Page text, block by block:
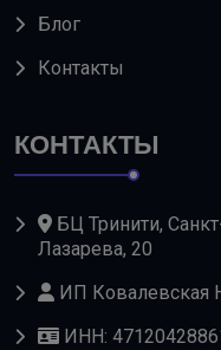
Блог
Контакты
КОНТАКТЫ
БЦ Тринити,
Лазарева, 20
ИП Ковалевская
ИНН: